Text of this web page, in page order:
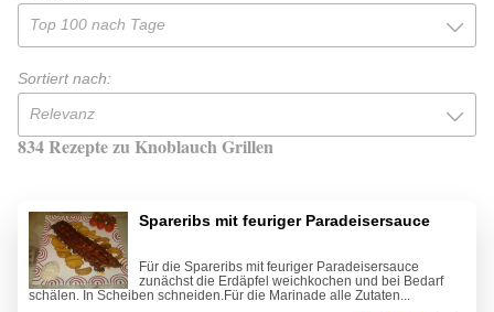
Top 100 nach Tage
Sortiert nach:
Relevanz
834 Rezepte zu Knoblauch Grillen
Spareribs mit feuriger Paradeisersauce
Für die Spareribs mit feuriger Paradeisersauce
zunächst die Erdäpfel weichkochen und bei Bedarf
schälen. In Scheiben schneiden.Für die Marinade alle Zutaten...